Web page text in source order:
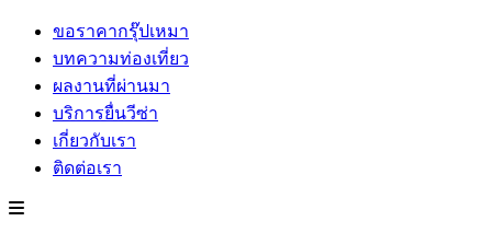
ขอราคากรุ๊ปเหมา
บทความท่องเที่ยว
ผลงานที่ผ่านมา
บริการยื่นวีซ่า
เกี่ยวกับเรา
ติดต่อเรา